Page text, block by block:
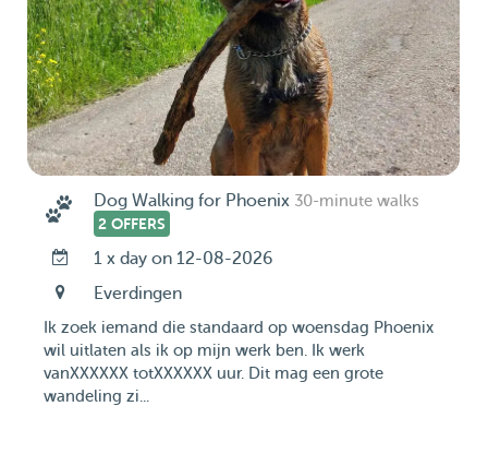
Dog Walking for Phoenix 30-minute walks
2 OFFERS
1 x day on 12-08-2026
Everdingen
Ik zoek iemand die standaard op woensdag Phoenix
wil uitlaten als ik op mijn werk ben. Ik werk
vanXXXXXX totXXXXXX uur. Dit mag een grote
wandeling zi...